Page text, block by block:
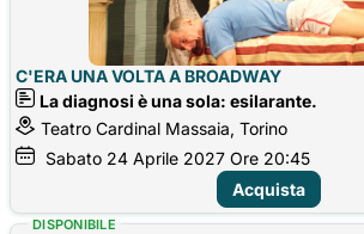
C'ERA UNA VOLTA A BROADWAY
La diagnosi è una sola: esilarante.
Teatro Cardinal Massaia, Torino
Sabato 24 Aprile 2027 Ore 20:45
Acquista
DISPONIBILE